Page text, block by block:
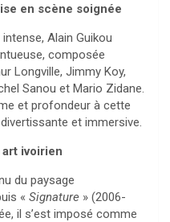
en scène soignée
Alain Guikou
composée
Longville, Jimmy Koy,
Sanou et Mario Zidane.
et profondeur à cette
et immersive.
ivoirien
du paysage
« Signature » (2006-
il s’est imposé comme